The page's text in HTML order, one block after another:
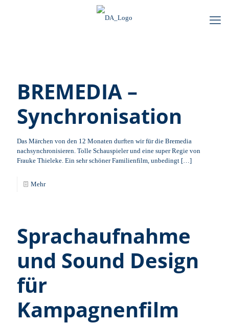
BREMEDIA –
Synchronisation
Das Märchen von den 12 Monaten durften wir für die Bremedia
nachsynchronisieren. Tolle Schauspieler und eine super Regie von
Frauke Thieleke. Ein sehr schöner Familienfilm, unbedingt […]
Mehr
Sprachaufnahme
und Sound Design
für
Kampagnenfilm